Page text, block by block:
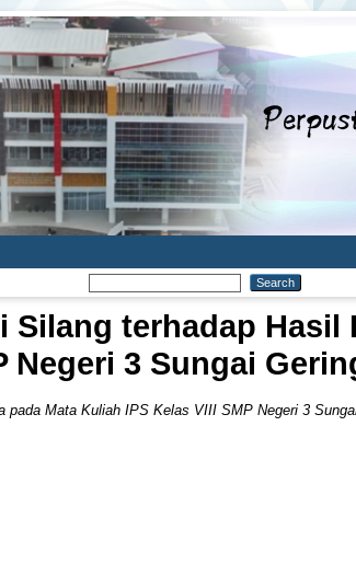
Silang terhadap Hasil
Negeri 3 Sungai
Mata Kuliah IPS Kelas VIII SMP Negeri 3